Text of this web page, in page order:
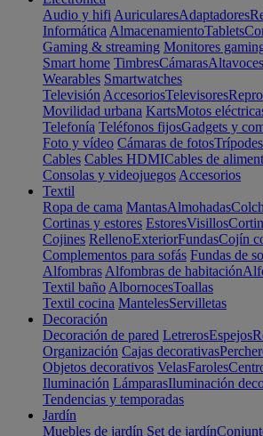
Audio y hifi AuricularesAdaptadores
Informática AlmacenamientoTablets
Gaming & streaming Monitores
Smart home TimbresCámarasAltavoces
Wearables Smartwatches
Televisión AccesoriosTelevisores
Movilidad urbana KartsMotos
Telefonía Teléfonos fijosGadgets y
Foto y vídeo Cámaras de fotosTrípodes
Cables Cables HDMICables de
Consolas y videojuegos Accesorios
Textil
Ropa de cama MantasAlmohadas
Cortinas y estores EstoresVisillos
Cojines RellenoExteriorFundasCojín
Complementos para sofás Fundas de
Alfombras Alfombras de habitación
Textil baño AlbornocesToallas
Textil cocina MantelesServilletas
Decoración
Decoración de pared LetrerosEspejos
Organización Cajas decorativas
Objetos decorativos VelasFaroles
Iluminación LámparasIluminación
Tendencias y temporadas
Jardín
Muebles de jardín Set de jardín